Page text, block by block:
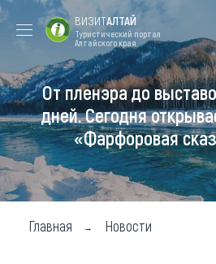
Форум VISIT
ALTAI
Цветение
маральника
Туры
Где побывать
Чем заняться
ВИЗИТАЛТАЙ
Туристический портал
Алтайского края
От пленэра до
дней. Сегодня
«Фарфоровая
Главная Новости